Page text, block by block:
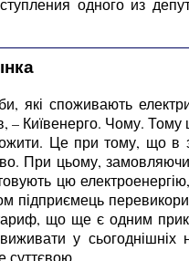
які споживають
– Київенерго. Чому.
Це при тому, що в
При цьому, замовляючи
цю
що ще є одним
у сьогоднішніх
суттєвою.